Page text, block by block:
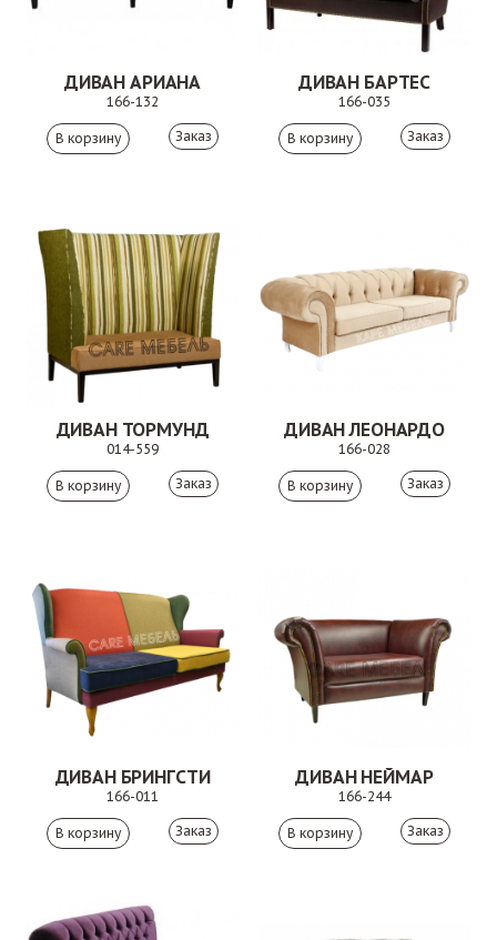
ДИВАН АРИАНА
166-132
Заказ
ДИВАН БАРТЕС
166-035
Заказ
ДИВАН ТОРМУНД
014-559
Заказ
ДИВАН ЛЕОНАРДО
166-028
Заказ
ДИВАН БРИНГСТИ
166-011
Заказ
ДИВАН НЕЙМАР
166-244
Заказ